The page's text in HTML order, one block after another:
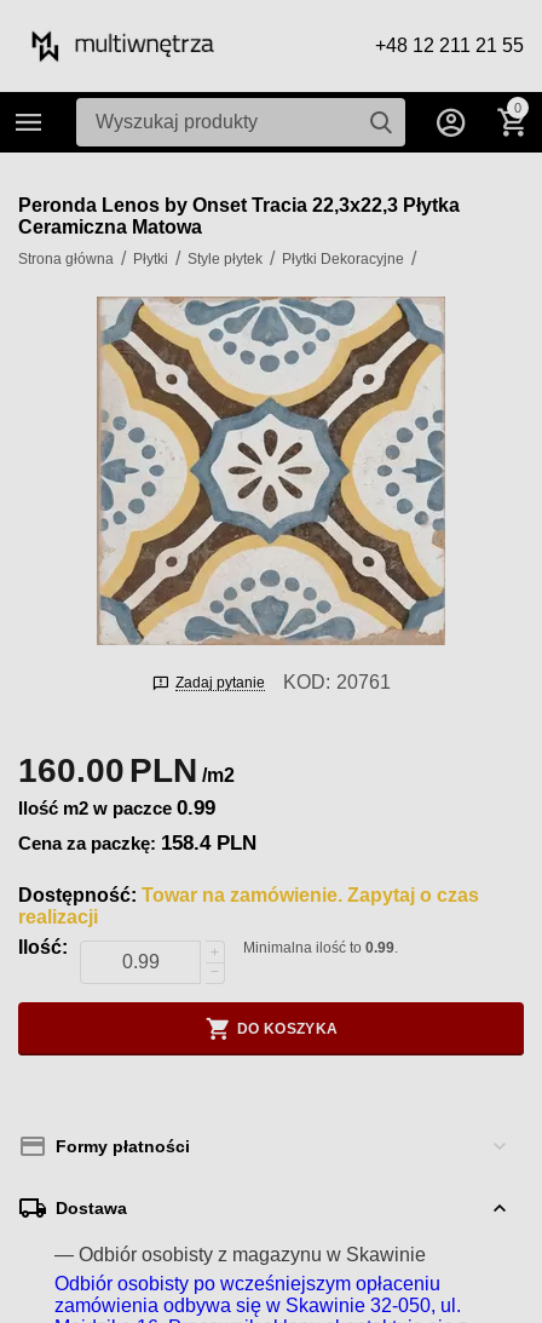
+48 12 211 21 55
0
Peronda Lenos by Onset Tracia 22,3x22,3 Płytka
Ceramiczna Matowa
Strona główna / Płytki / Style płytek / Płytki Dekoracyjne /
Zadaj pytanie KOD: 20761
160.00PLN /m2
Ilość m2 w paczce 0.99
Cena za paczkę: 158.4 PLN
Dostępność: Towar na zamówienie. Zapytaj o czas
realizacji
Ilość:
+
−
Minimalna ilość to0.99.
DO KOSZYKA
Formy płatności
Dostawa
— Odbiór osobisty z magazynu w Skawinie
Odbiór osobisty po wcześniejszym opłaceniu
zamówienia odbywa się w Skawinie 32-050, ul.